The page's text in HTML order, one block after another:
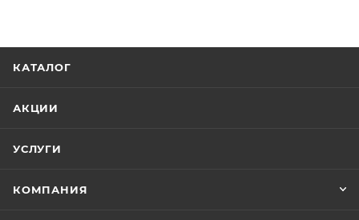
КАТАЛОГ
АКЦИИ
УСЛУГИ
КОМПАНИЯ